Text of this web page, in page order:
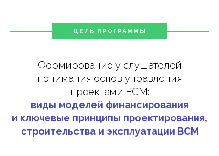
ЦЕЛЬ ПРОГРАММЫ
Формирование у слушателей
понимания основ управления
проектами ВСМ:
виды моделей финансирования
и ключевые принципы проектирования,
строительства и эксплуатации ВСМ